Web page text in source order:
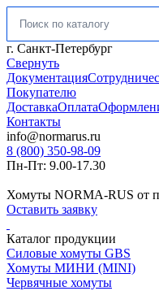
Искать:
г. Санкт-Петербург
Свернуть
Документация
Покупателю
ДоставкаОплата
Контакты
info@normarus.ru
8 (800) 350-98-09
Пн-Пт: 9.00-17.30
Хомуты NORMA-RUS от
Оставить заявку
Каталог продукции
Силовые хомуты GBS
Хомуты МИНИ (MINI)
Червячные хомуты